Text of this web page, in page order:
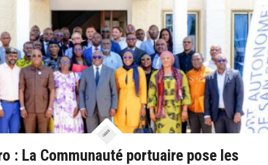
Ferroviaire
Lagunaire
: La Communauté portuaire pose les